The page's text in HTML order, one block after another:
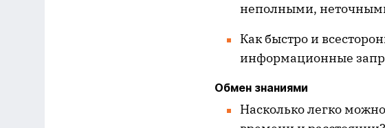
неполными,
Как быстро и
информационные
Обмен знаниями
Насколько легко